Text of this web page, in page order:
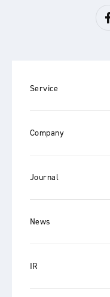
Service
Company
Journal
News
IR